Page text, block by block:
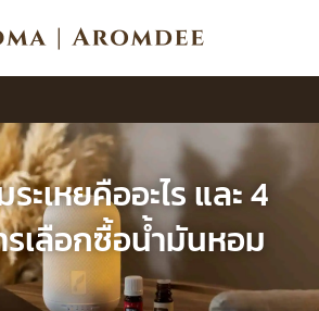
ะเหยคืออะไร และ 4
เลือกซื้อน้ำมันหอม